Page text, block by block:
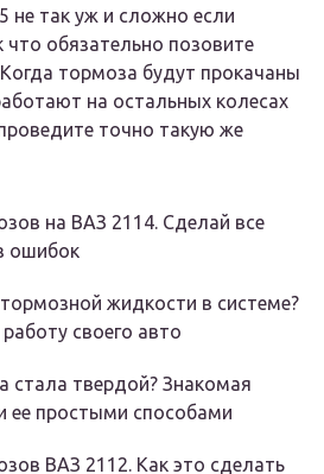
не так уж и сложно если
что обязательно позовите
тормоза будут прокачаны
на остальных колесах
точно такую же
на ВАЗ 2114. Сделай все
ошибок
жидкости в системе?
своего авто
стала твердой? Знакомая
ее простыми способами
ВАЗ 2112. Как это сделать